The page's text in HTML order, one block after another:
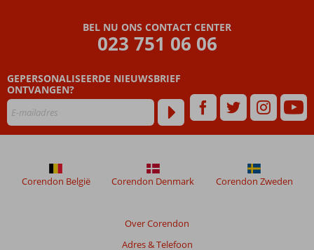
Beoordelingen
dan
48
niet
weergegeven
om
BEL NU ONS CONTACT CENTER
023 751 06 06
GEPERSONALISEERDE NIEUWSBRIEF
ONTVANGEN?
Over Corendon
Adres & Telefoon
Corendon België Corendon Denmark Corendon Zweden